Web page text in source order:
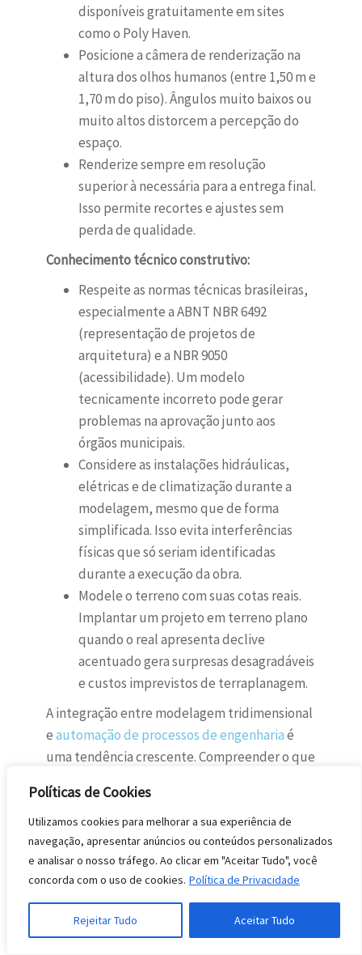
Políticas de Cookies
Utilizamos cookies para melhorar a sua experiência de
navegação, apresentar anúncios ou conteúdos personalizados
e analisar o nosso tráfego. Ao clicar em "Aceitar Tudo", você
concorda com o uso de cookies. Política de Privacidade
Rejeitar Tudo Aceitar Tudo
disponíveis gratuitamente em sites
como o Poly Haven.
Posicione a câmera de renderização na
altura dos olhos humanos (entre 1,50 m e
1,70 m do piso). Ângulos muito baixos ou
muito altos distorcem a percepção do
espaço.
Renderize sempre em resolução
superior à necessária para a entrega final.
Isso permite recortes e ajustes sem
perda de qualidade.
Conhecimento técnico construtivo:
Respeite as normas técnicas brasileiras,
especialmente a ABNT NBR 6492
(representação de projetos de
arquitetura) e a NBR 9050
(acessibilidade). Um modelo
tecnicamente incorreto pode gerar
problemas na aprovação junto aos
órgãos municipais.
Considere as instalações hidráulicas,
elétricas e de climatização durante a
modelagem, mesmo que de forma
simplificada. Isso evita interferências
físicas que só seriam identificadas
durante a execução da obra.
Modele o terreno com suas cotas reais.
Implantar um projeto em terreno plano
quando o real apresenta declive
acentuado gera surpresas desagradáveis
e custos imprevistos de terraplanagem.
A integração entre modelagem tridimensional
eautomação de processos de engenhariaé
uma tendência crescente. Compreender o que
técnico ajuda profissionais a identificar
oportunidades de ganho de produtividade no
próprio fluxo de trabalho, desde a geração
automática de quantitativos até a
sincronização de modelos entre disciplinas.
FAQ